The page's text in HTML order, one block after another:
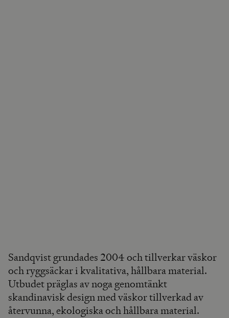
Sandqvist grundades 2004 och tillverkar väskor
och ryggsäckar i kvalitativa, hållbara material.
Utbudet präglas av noga genomtänkt
skandinavisk design med väskor tillverkad av
återvunna, ekologiska och hållbara material.